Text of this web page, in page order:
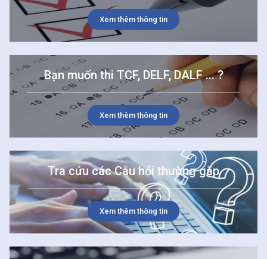
Xem thêm thông tin
Bạn muốn thi TCF, DELF, DALF ... ?
Xem thêm thông tin
Tra cứu các Câu hỏi thường gặp
Xem thêm thông tin